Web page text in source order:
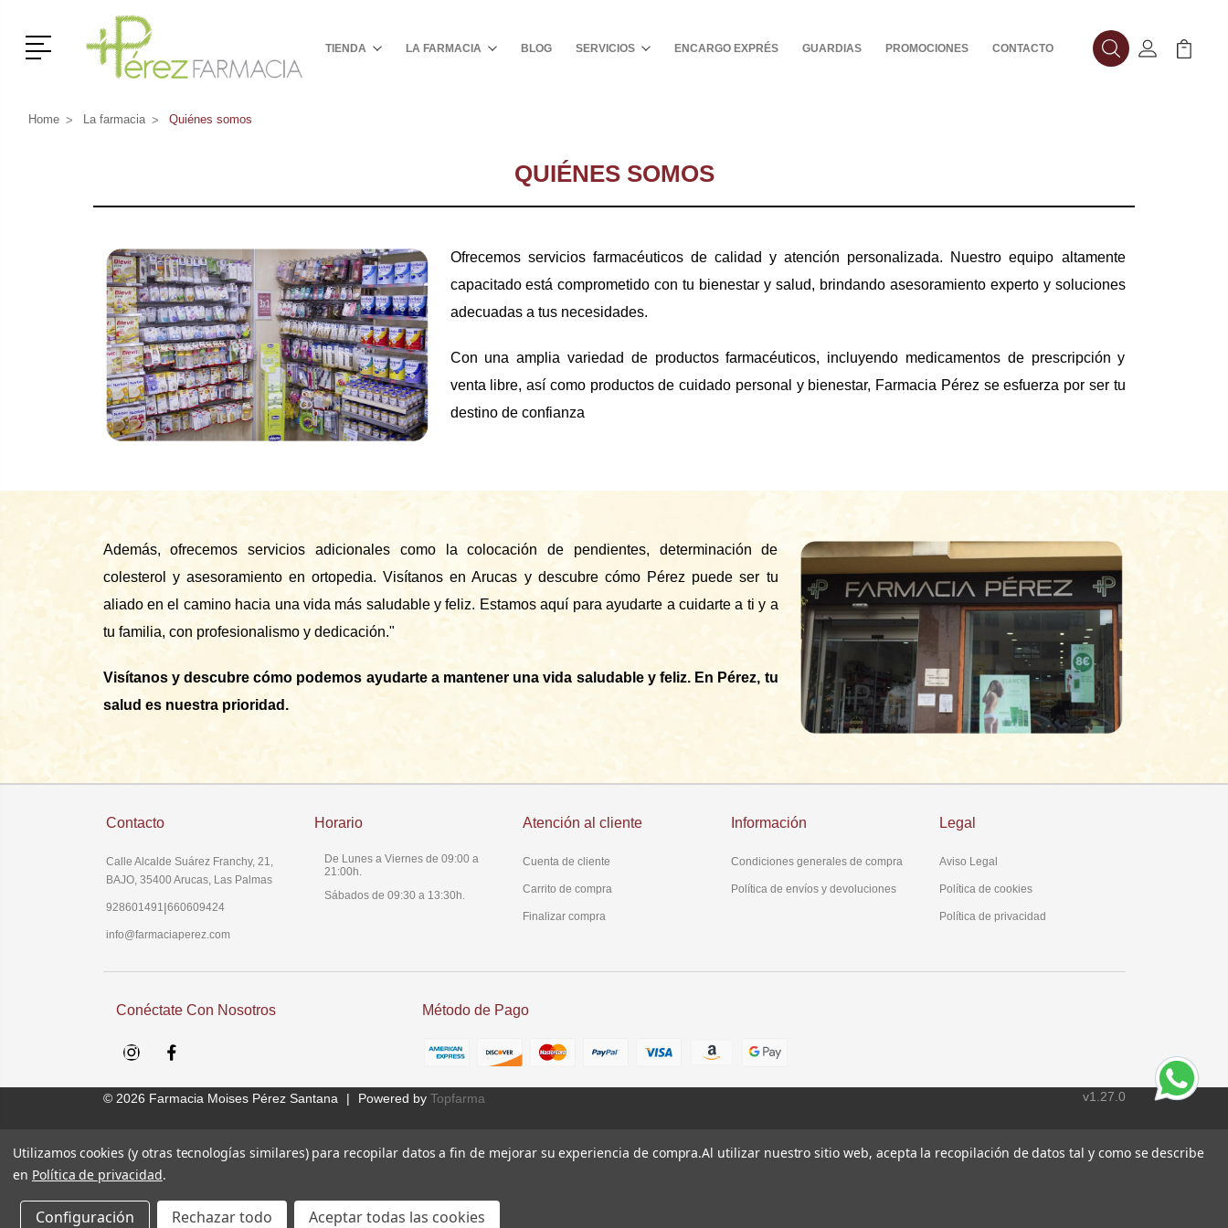
Menú TIENDA LA FARMACIA BLOG SERVICIOS ENCARGO EXPRÉS GUARDIAS PROMOCIONES CONTACTO BuscarMi Cuenta
Mi
Home La farmacia Quiénes somos
QUIÉNES SOMOS
Ofrecemos servicios farmacéuticos de calidad y atención personalizada. Nuestro equipo altamente
capacitado está comprometido con tu bienestar y salud, brindando asesoramiento experto y soluciones
adecuadas a tus necesidades.
Con una amplia variedad de productos farmacéuticos, incluyendo medicamentos de prescripción y
venta libre, así como productos de cuidado personal y bienestar, Farmacia Pérez se esfuerza por ser tu
destino de confianza
Además, ofrecemos servicios adicionales como la colocación de pendientes, determinación de
colesterol y asesoramiento en ortopedia. Visítanos en Arucas y descubre cómo Pérez puede ser tu
aliado en el camino hacia una vida más saludable y feliz. Estamos aquí para ayudarte a cuidarte a ti y a
tu familia, con profesionalismo y dedicación."
Visítanos y descubre cómo podemos ayudarte a mantener una vida saludable y feliz. En Pérez, tu
salud es nuestra prioridad.
Contacto
Calle Alcalde Suárez Franchy, 21,
BAJO, 35400 Arucas, Las Palmas
928601491|660609424
info@farmaciaperez.com
Horario
De Lunes a Viernes de 09:00 a
21:00h.
Sábados de 09:30 a 13:30h.
Atención al cliente
Cuenta de cliente
Carrito de compra
Finalizar compra
Información
Condiciones generales de compra
Política de envíos y devoluciones
Legal
Aviso Legal
Política de cookies
Política de privacidad
Conéctate Con Nosotros
InstagramFacebook
Método de Pago
© 2026 Farmacia Moises Pérez Santana | Powered by Topfarma v1.27.0
Utilizamos cookies (y otras tecnologías similares) para recopilar datos a fin de mejorar su experiencia de compra.Al utilizar nuestro sitio web, acepta la recopilación de datos tal y como se describe
en Política de privacidad.
Configuración Rechazar todo Aceptar todas las cookies